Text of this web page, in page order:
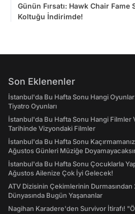
Günün Fırsatı: Hawk Chair
Koltuğu İndirimde!
Son Eklenenler
İstanbul'da Bu Hafta Sonu Hangi
Tiyatro Oyunları
İstanbul'da Bu Hafta Sonu Hangi Filmler
Tarihinde Vizyondaki Filmler
İstanbul'da Bu Hafta Sonu
Ağustos Günleri Müziğe
İstanbul'da Bu Hafta Sonu Çocuklarla
Ağustos Ailenize Çok İyi Gelecek!
ATV Dizisinin Çekimlerinin
Dünyasında Bugün Yaşananlar
Nagihan Karadere'den Survivor İtirafı!